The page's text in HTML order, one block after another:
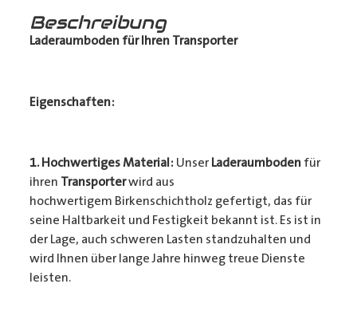
Beschreibung
Laderaumboden für Ihren Transporter
Eigenschaften:
1. Hochwertiges Material: Unser Laderaumbodenfür
ihren Transporterwird aus
hochwertigem Birkenschichtholz gefertigt, das für
seine Haltbarkeit und Festigkeit bekannt ist. Es ist in
der Lage, auch schweren Lasten standzuhalten und
wird Ihnen über lange Jahre hinweg treue Dienste
leisten.